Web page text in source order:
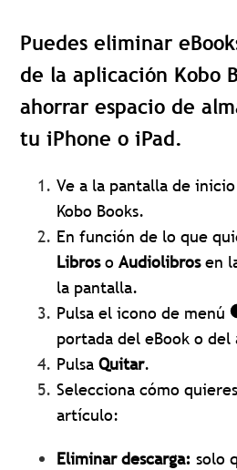
Puedes eliminar
de la aplicación Kobo
ahorrar espacio de
tu iPhone o iPad.
Ve a la pantalla de
Kobo Books.
En función de lo que
LibrosoAudiolibrosen
la pantalla.
Pulsa el icono de menú
portada del eBook o
PulsaQuitar.
Selecciona cómo
artículo:
Eliminar descarga:solo